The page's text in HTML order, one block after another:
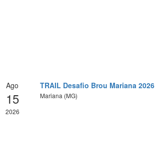
Ago
15
2026
TRAIL Desafio Brou Mariana 2026
Mariana (MG)